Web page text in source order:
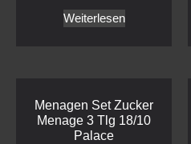
Weiterlesen
Menagen Set Zucker
Menage 3 Tlg 18/10
Palace